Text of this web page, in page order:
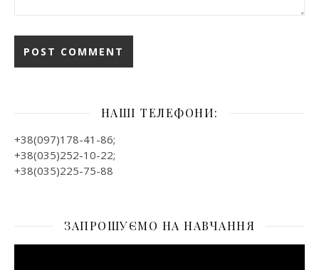
НАШІ ТЕЛЕФОНИ:
+38(097)178-41-86;
+38(035)252-10-22;
+38(035)225-75-88
ЗАПРОШУЄМО НА НАВЧАННЯ
Відеопрогравач